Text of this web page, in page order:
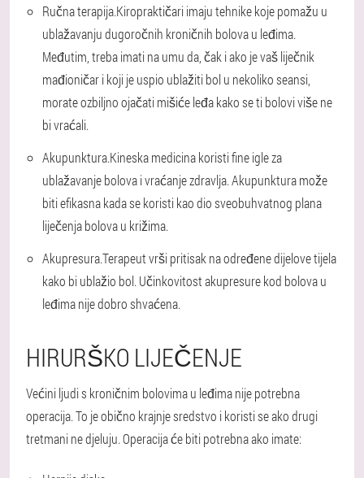
Ručna terapija.Kiropraktičari imaju tehnike koje pomažu u
ublažavanju dugoročnih kroničnih bolova u leđima.
Međutim, treba imati na umu da, čak i ako je vaš liječnik
mađioničar i koji je uspio ublažiti bol u nekoliko seansi,
morate ozbiljno ojačati mišiće leđa kako se ti bolovi više ne
bi vraćali.
Akupunktura.Kineska medicina koristi fine igle za
ublažavanje bolova i vraćanje zdravlja. Akupunktura može
biti efikasna kada se koristi kao dio sveobuhvatnog plana
liječenja bolova u križima.
Akupresura.Terapeut vrši pritisak na određene dijelove tijela
kako bi ublažio bol. Učinkovitost akupresure kod bolova u
leđima nije dobro shvaćena.
HIRURŠKO LIJEČENJE
Većini ljudi s kroničnim bolovima u leđima nije potrebna
operacija. To je obično krajnje sredstvo i koristi se ako drugi
tretmani ne djeluju. Operacija će biti potrebna ako imate: